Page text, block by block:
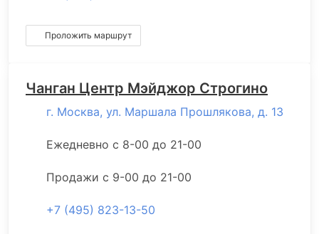
Проложить маршрут
Чанган Центр Мэйджор Строгино
г. Москва, ул. Маршала Прошлякова, д. 13
Ежедневно с 8-00 до 21-00
Продажи с 9-00 до 21-00
+7 (495) 823-13-50